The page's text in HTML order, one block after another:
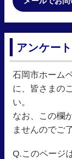
アンケート
石岡市ホーム
に、皆さまの
い。
なお、この欄
ませんのでご
Q.このページ